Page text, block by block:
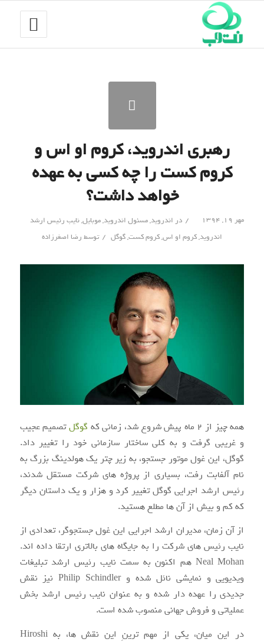
رهبری اندروید، کروم او اس و
کروم کست را چه کسی به عهده
خواهد داشت؟
مهر ۱۹, ۱۳۹۴ / در اندروید,مسئول اندروید,موبایل,نایب رئیس ارشد
اندروید,کروم او اس,کروم کست,گوگل / توسط رضا اصغرزاده
همه چیز از ۲ ماه پیش شروع شد، زمانی که گوگلتصمیم عجیب
و غریبی گرفت و به کلی ساختار سازمانی خود را تغییر داد.
گوگل، این غول موتور جستجو، به زیر چتر یک هولدینگ بزرگ به
نام آلفابت رفت، بسیاری از پروژه های شرکت مستقل شدند،
رئیس ارشد اجرایی گوگل تغییر کرد و هزار و یک داستان دیگر
که کم و بیش از آن ها مطلع هستید.
از آن زمان، مدیران ارشد اجرایی این غول جستجوگر، تعدادی از
نایب رئیس های شرکت را به جایگاه های بالاتری ارتقا داده اند.
Neal Mohan هم اکنون به سمت نایب رئیس ارشد تبلیغات
ویدیویی و نمایشی نائل شده و Philip Schindler نیز نقش
جدیدی را عهده دار شده و به عنوان نایب رئیس ارشد بخش
عملیاتی و فروش جهانی منصوب شده است.
در این میان، یکی از مهم ترینِ این نقش ها، به Hiroshi